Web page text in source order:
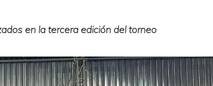
en la tercera edición del torneo